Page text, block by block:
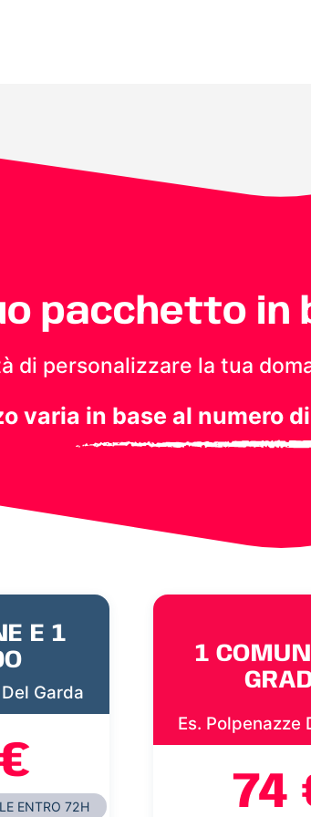
pacchetto in
di personalizzare la tua
varia in base al numero
E 1
Garda
ENTRO 72H
1
Es. Polpenazze
74